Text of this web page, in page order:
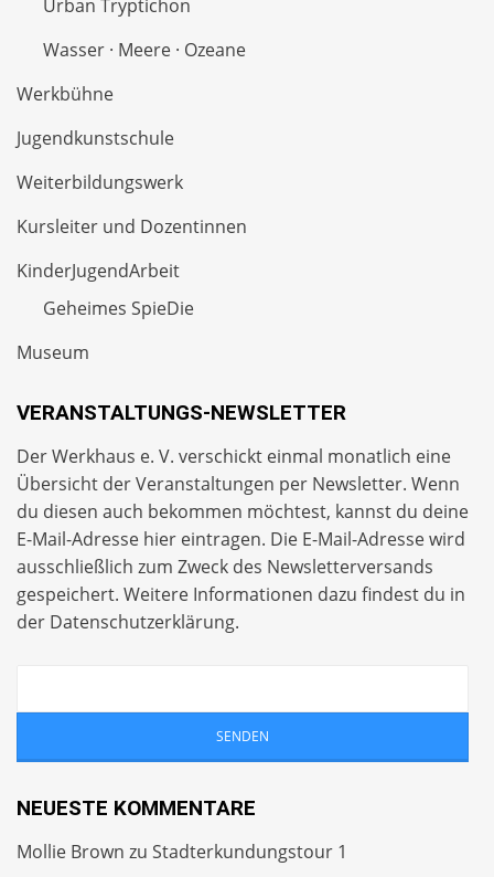
Urban Tryptichon
Wasser · Meere · Ozeane
Werkbühne
Jugendkunstschule
Weiterbildungswerk
Kursleiter und Dozentinnen
KinderJugendArbeit
Geheimes SpieDie
Museum
VERANSTALTUNGS-NEWSLETTER
Der Werkhaus e. V. verschickt einmal monatlich eine
Übersicht der Veranstaltungen per Newsletter. Wenn
du diesen auch bekommen möchtest, kannst du deine
E-Mail-Adresse hier eintragen. Die E-Mail-Adresse wird
ausschließlich zum Zweck des Newsletterversands
gespeichert. Weitere Informationen dazu findest du in
der Datenschutzerklärung.
NEUESTE KOMMENTARE
Mollie Brown zu Stadterkundungstour 1